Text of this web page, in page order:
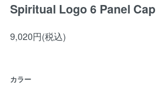
Spiritual Logo 6 Panel Cap
9,020円(税込)
カラー